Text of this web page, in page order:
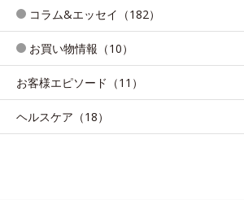
コラム&エッセイ（182）
お買い物情報（10）
お客様エピソード（11）
ヘルスケア（18）